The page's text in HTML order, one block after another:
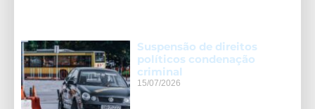
Suspensão de direitos
políticos condenação
criminal
15/07/2026